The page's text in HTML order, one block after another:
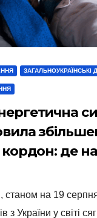
ЗАГАЛЬНОУКРАЇНСЬКІ
кордон: де
НБУ
на 19
з України у світі